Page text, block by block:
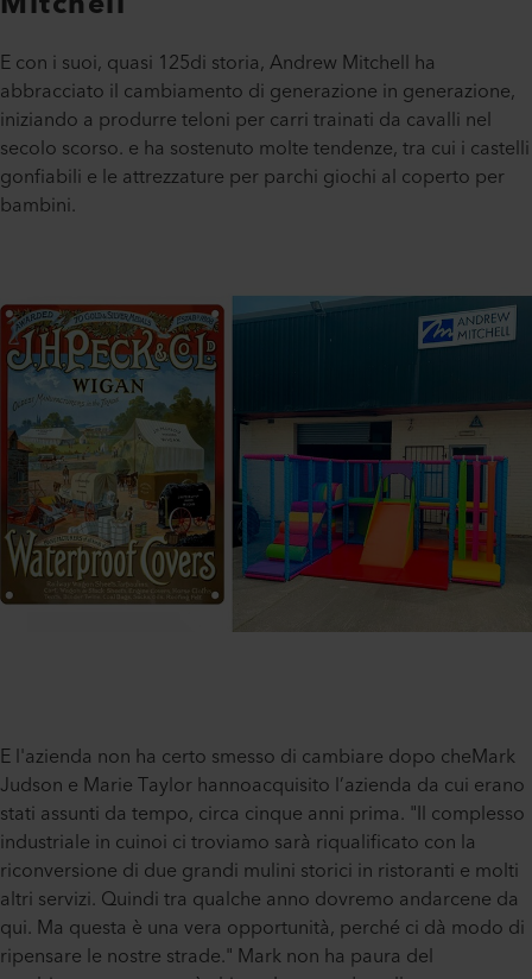
E con i suoi, quasi 125di storia, Andrew Mitchell ha
abbracciato il cambiamento di generazione in generazione,
iniziando a produrre teloni per carri trainati da cavalli nel
secolo scorso. e ha sostenuto molte tendenze, tra cui i castelli
gonfiabili e le attrezzature per parchi giochi al coperto per
bambini.
E l'azienda non ha certo smesso di cambiare dopo cheMark
Judson e Marie Taylor hannoacquisito l’azienda da cui erano
stati assunti da tempo, circa cinque anni prima. "Il complesso
industriale in cuinoi ci troviamo sarà riqualificato con la
riconversione di due grandi mulini storici in ristoranti e molti
altri servizi. Quindi tra qualche anno dovremo andarcene da
qui. Ma questa è una vera opportunità, perché ci dà modo di
ripensare le nostre strade." Mark non ha paura del